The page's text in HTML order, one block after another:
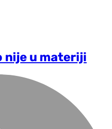
nije u materiji